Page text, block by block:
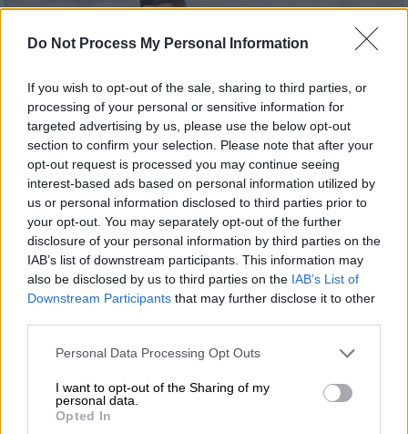
Do Not Process My Personal Information
If you wish to opt-out of the sale, sharing to third parties, or
processing of your personal or sensitive information for
targeted advertising by us, please use the below opt-out
section to confirm your selection. Please note that after your
opt-out request is processed you may continue seeing
interest-based ads based on personal information utilized by
us or personal information disclosed to third parties prior to
your opt-out. You may separately opt-out of the further
disclosure of your personal information by third parties on the
IAB’s list of downstream participants. This information may
also be disclosed by us to third parties on the IAB’s List of
Downstream Participants that may further disclose it to other
Please note that this website/app uses one or more Google
not limited to your visit or usage behaviour. You may click to
grant or deny consent to Google and its third-party tags to
use your data for below specified purposes in below Google
Personal Data Processing Opt Outs
I want to opt-out of the Sharing of my
personal data.
Opted In
Αθλητισμός18.03.2020 12:52
Το μήνυμα του Φεντερίκο Μακέντα στη
δοκιμαζόμενη από τον κορονοϊό Ιταλία
Ο Ιταλός επιθετικός του Παναθηναϊκού
ενίσχυση το μήνυμα «Μένουμε σπίτι» και
δύσκολες στιγμές